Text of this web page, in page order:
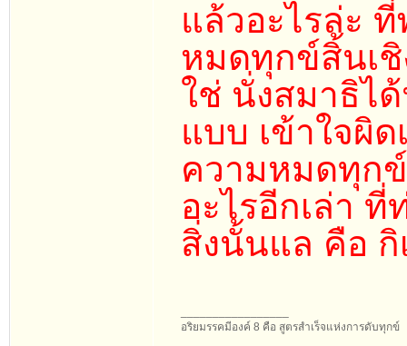
แล้วอะไรล่ะ
หมดทุกข์สิ้นเ
ใช่ นั่งสมาธิไ
แบบ เข้าใจผิด
ความหมดทุกข์
อะไรอีกเล่า
สิ่งนั้นแล คือ
อริยมรรคมีองค์ 8 คือ สูตรสำเร็จแห่งการดับทุกข์